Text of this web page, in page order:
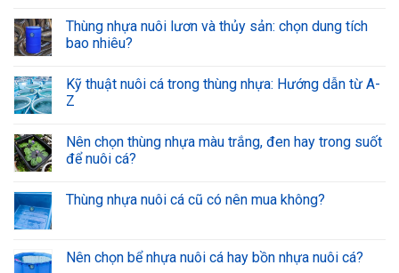
Thùng nhựa nuôi lươn và thủy sản: chọn dung tích
bao nhiêu?
Kỹ thuật nuôi cá trong thùng nhựa: Hướng dẫn từ A-
Z
Nên chọn thùng nhựa màu trắng, đen hay trong suốt
để nuôi cá?
Thùng nhựa nuôi cá cũ có nên mua không?
Nên chọn bể nhựa nuôi cá hay bồn nhựa nuôi cá?